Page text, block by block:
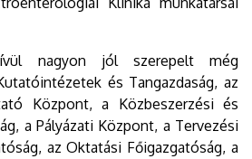
nagyon jól szerepelt még
és Tangazdaság, az
Központ, a Közbeszerzési és
a Pályázati Központ, a Tervezési
az Oktatási Főigazgatóság, a